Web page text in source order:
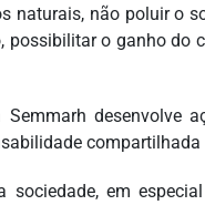
naturais, não poluir o
o ganho do
desenvolve
sociedade, em